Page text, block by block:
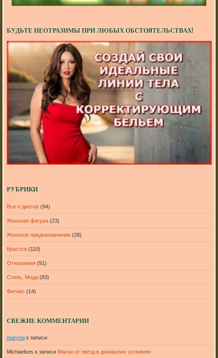
БУДЬТЕ НЕОТРАЗИМЫ ПРИ ЛЮБЫХ ОБСТОЯТЕЛЬСТВАХ!
РУБРИКИ
Все о диетах (94)
Женская фигура(23)
Женское предназначение(28)
Красота(110)
Отношения(91)
Стиль, Мода(83)
Фитнес (14)
СВЕЖИЕ КОММЕНТАРИИ
marynaк записи
Michaelses к записи Маски от звезд в домашних условиях